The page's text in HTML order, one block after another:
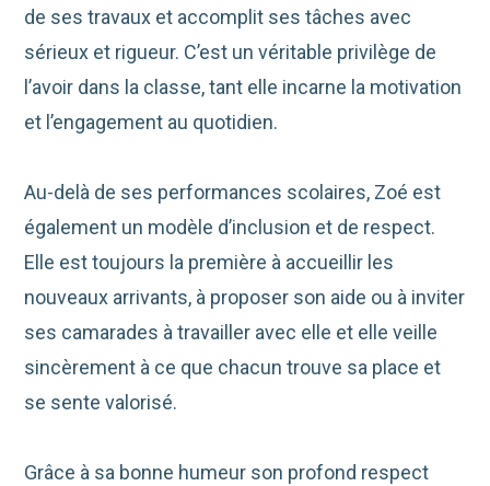
de ses travaux et accomplit ses tâches avec
sérieux et rigueur. C’est un véritable privilège de
l’avoir dans la classe, tant elle incarne la motivation
et l’engagement au quotidien.
Au-delà de ses performances scolaires, Zoé est
également un modèle d’inclusion et de respect.
Elle est toujours la première à accueillir les
nouveaux arrivants, à proposer son aide ou à inviter
ses camarades à travailler avec elle et elle veille
sincèrement à ce que chacun trouve sa place et
se sente valorisé.
Grâce à sa bonne humeur son profond respect